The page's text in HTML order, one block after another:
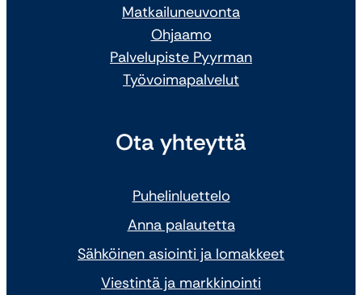
Matkailuneuvonta
Ohjaamo
Palvelupiste Pyyrman
Työvoimapalvelut
Ota yhteyttä
Puhelinluettelo
Anna palautetta
Sähköinen asiointi ja lomakkeet
Viestintä ja markkinointi